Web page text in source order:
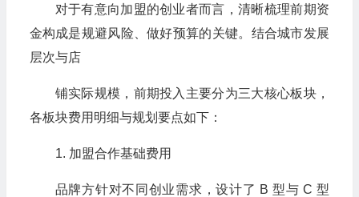
对于有意向加盟的创业者而言，清晰梳理前期资
金构成是规避风险、做好预算的关键。结合城市发展
层次与店
铺实际规模，前期投入主要分为三大核心板块，
各板块费用明细与规划要点如下：
1. 加盟合作基础费用
品牌方针对不同创业需求，设计了 B 型与 C 型